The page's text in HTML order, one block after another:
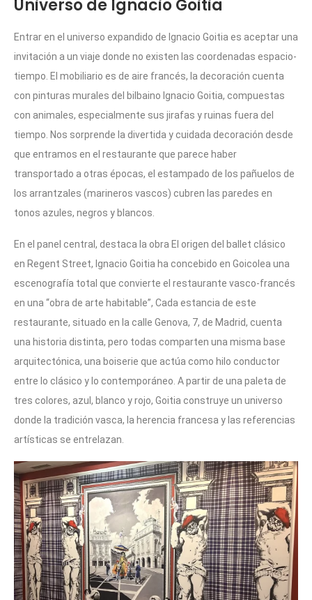
Universo de Ignacio Goitia
Entrar en el universo expandido de Ignacio Goitia es aceptar una
invitación a un viaje donde no existen las coordenadas espacio-
tiempo. El mobiliario es de aire francés, la decoración cuenta
con pinturas murales del bilbaino Ignacio Goitia, compuestas
con animales, especialmente sus jirafas y ruinas fuera del
tiempo. Nos sorprende la divertida y cuidada decoración desde
que entramos en el restaurante que parece haber
transportado a otras épocas, el estampado de los pañuelos de
los arrantzales (marineros vascos) cubren las paredes en
tonos azules, negros y blancos.
En el panel central, destaca la obra El origen del ballet clásico
en Regent Street, Ignacio Goitia ha concebido en Goicolea una
escenografía total que convierte el restaurante vasco-francés
en una “obra de arte habitable”, Cada estancia de este
restaurante, situado en la calle Genova, 7, de Madrid, cuenta
una historia distinta, pero todas comparten una misma base
arquitectónica, una boiserie que actúa como hilo conductor
entre lo clásico y lo contemporáneo. A partir de una paleta de
tres colores, azul, blanco y rojo, Goitia construye un universo
donde la tradición vasca, la herencia francesa y las referencias
artísticas se entrelazan.